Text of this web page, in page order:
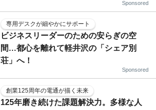
Sponsored
専用デスクが細やかにサポート
ビジネスリーダーのための安らぎの空
間…都心を離れて軽井沢の「シェア別
荘」へ！
Sponsored
創業125周年の電通が描く未来
125年磨き続けた課題解決力。多様な人